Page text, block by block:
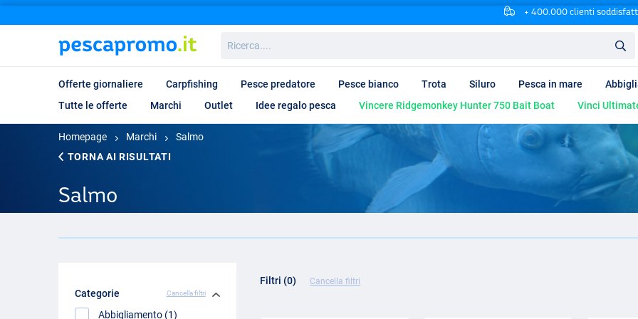
+ 400.000 clienti
Offerte giornaliere Carpfishing Pesce predatore Pesce bianco Trota Siluro Pesca in mare
Tutte le offerte
Marchi Outlet Idee regalo pesca Vincere Ridgemonkey Hunter 750 Bait Boat Vinci
Homepage Marchi
Salmo
TORNA AI RISULTATI
Salmo
Categorie Cancella filtri
Abbigliamento (1)
Filtri (0) Cancella filtri